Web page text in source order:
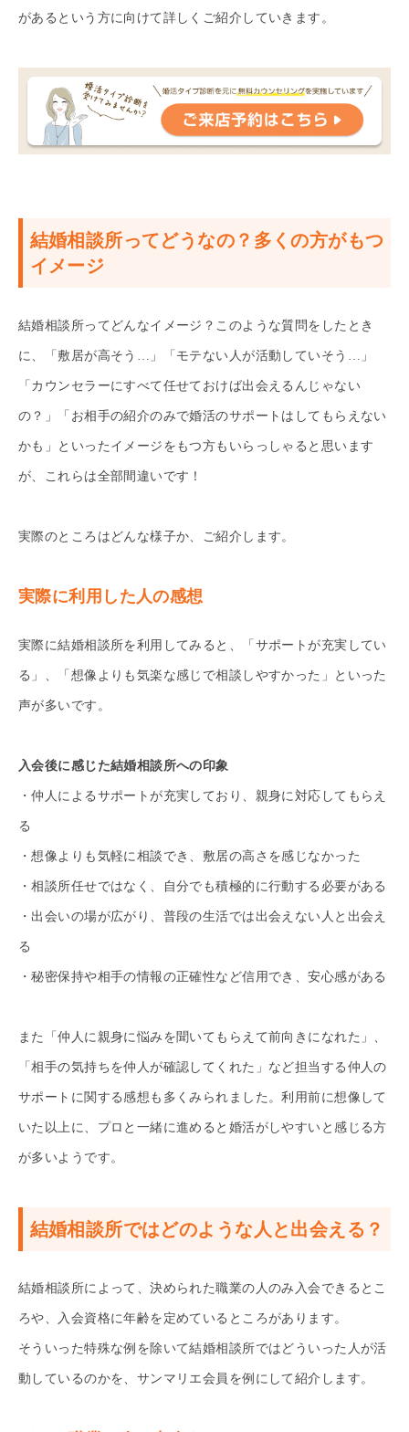
があるという方に向けて詳しくご紹介していきます。
結婚相談所ってどうなの？多くの方がもつ
イメージ
結婚相談所ってどんなイメージ？このような質問をしたとき
に、「敷居が高そう…」「モテない人が活動していそう…」
「カウンセラーにすべて任せておけば出会えるんじゃない
の？」「お相手の紹介のみで婚活のサポートはしてもらえない
かも」といったイメージをもつ方もいらっしゃると思います
が、これらは全部間違いです！
実際のところはどんな様子か、ご紹介します。
実際に利用した人の感想
実際に結婚相談所を利用してみると、「サポートが充実してい
る」、「想像よりも気楽な感じで相談しやすかった」といった
声が多いです。
入会後に感じた結婚相談所への印象
・仲人によるサポートが充実しており、親身に対応してもらえ
る
・想像よりも気軽に相談でき、敷居の高さを感じなかった
・相談所任せではなく、自分でも積極的に行動する必要がある
・出会いの場が広がり、普段の生活では出会えない人と出会え
る
・秘密保持や相手の情報の正確性など信用でき、安心感がある
また「仲人に親身に悩みを聞いてもらえて前向きになれた」、
「相手の気持ちを仲人が確認してくれた」など担当する仲人の
サポートに関する感想も多くみられました。利用前に想像して
いた以上に、プロと一緒に進めると婚活がしやすいと感じる方
が多いようです。
結婚相談所ではどのような人と出会える？
結婚相談所によって、決められた職業の人のみ入会できるとこ
ろや、入会資格に年齢を定めているところがあります。
そういった特殊な例を除いて結婚相談所ではどういった人が活
動しているのかを、サンマリエ会員を例にして紹介します。